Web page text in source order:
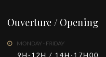
Ouverture / Opening
MONDAY - FRIDAY
9H-12H / 14H-17H00